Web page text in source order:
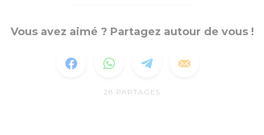
Vous avez aimé ? Partagez autour de vous !
28 PARTAGES